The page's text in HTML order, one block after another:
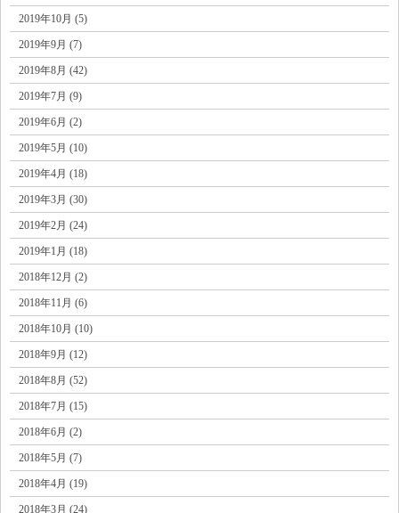
2019年10月 (5)
2019年9月 (7)
2019年8月 (42)
2019年7月 (9)
2019年6月 (2)
2019年5月 (10)
2019年4月 (18)
2019年3月 (30)
2019年2月 (24)
2019年1月 (18)
2018年12月 (2)
2018年11月 (6)
2018年10月 (10)
2018年9月 (12)
2018年8月 (52)
2018年7月 (15)
2018年6月 (2)
2018年5月 (7)
2018年4月 (19)
2018年3月 (24)